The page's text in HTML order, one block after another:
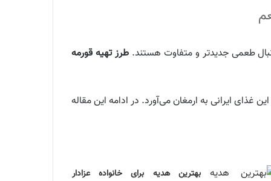
طعمی جدیدتر و متفاوت هستند.طرز تهیه قورمه
ایرانی به ارمغان می‌آورد. در ادامه این مقاله
بهترین هدیه برای خانواده عزادار